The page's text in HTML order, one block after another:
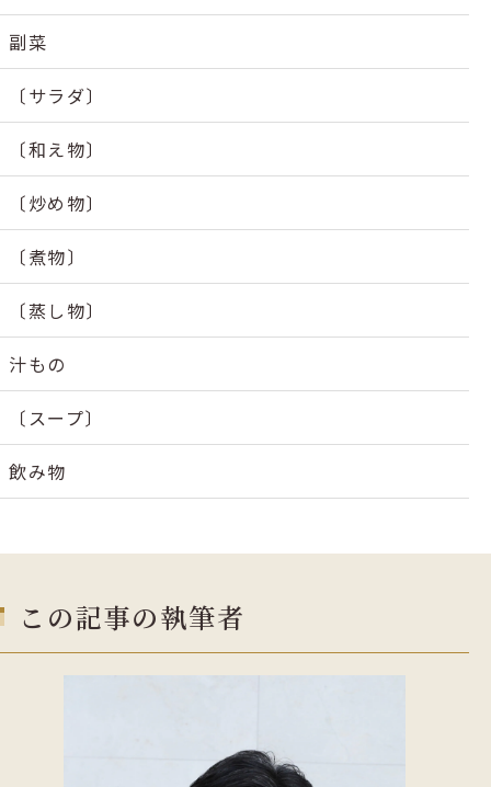
副菜
〔サラダ〕
〔和え物〕
〔炒め物〕
〔煮物〕
〔蒸し物〕
汁もの
〔スープ〕
飲み物
この記事の執筆者